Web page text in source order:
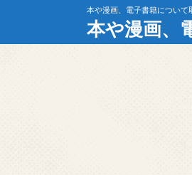
本や漫画、電子書籍について
本や漫画、